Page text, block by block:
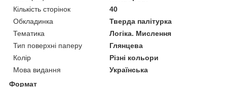
Кількість сторінок
40
Обкладинка
Тверда палітурка
Тематика
Логіка. Мислення
Тип поверхні паперу
Глянцева
Колір
Різні кольори
Мова видання
Українська
Формат